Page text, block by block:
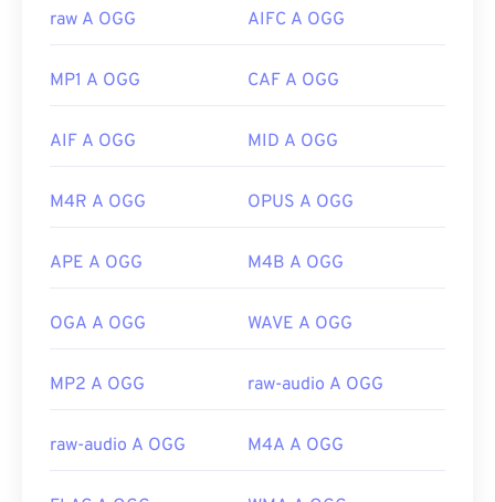
Karaoke Player
Windows Media Player
Sviluppato da:
MIDI Manufacturers Association
https://en.wikipedia.org/wiki/MIDI
file OGG suGoogle Drive
, disponibile su qualsiasi
Apple non supportano OGG.
Link utili:
raw A OGG AIFC A OGG
MP1 A OGG CAF A OGG
AIF A OGG MID A OGG
M4R A OGG OPUS A OGG
APE A OGG M4B A OGG
OGA A OGG WAVE A OGG
MP2 A OGG raw-audio A OGG
raw-audio A OGG M4A A OGG